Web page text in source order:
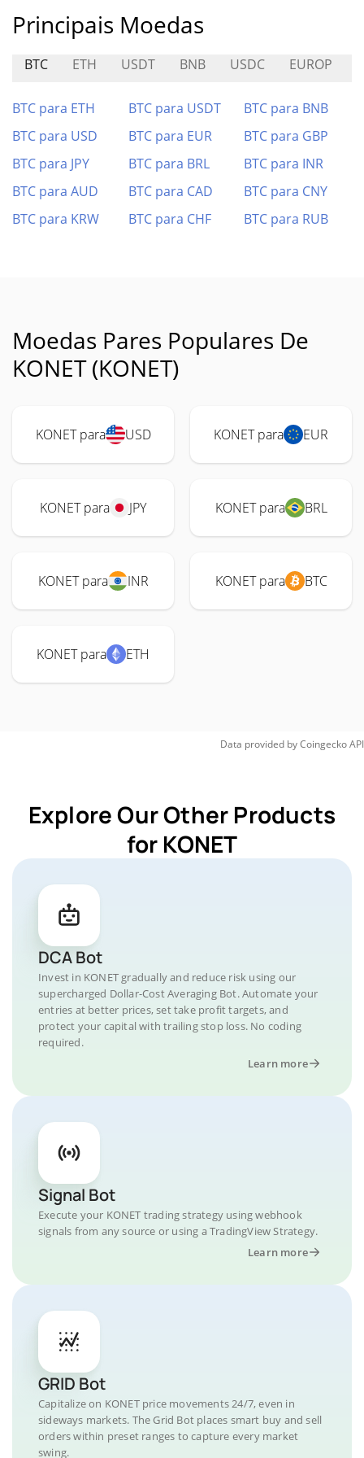
Principais Moedas
BTC ETH USDT BNB USDC EUROP
BTC para ETH BTC para USDT
BTC para BNB
BTC para USD
BTC para EUR
BTC para GBP
BTC para JPY
BTC para BRL
BTC para INR
BTC para AUD
BTC para CAD
BTC para CNY
BTC para KRW
BTC para CHF BTC para RUB
Moedas Pares Populares De
KONET (KONET)
KONET para USD KONET para EUR
KONET para JPY KONET para BRL
KONET para INR KONET para BTC
KONET para ETH
Data provided byCoingeckoAPI
Explore Our Other Products
for KONET
DCA Bot
Invest in KONET gradually and reduce risk using our
supercharged Dollar-Cost Averaging Bot. Automate your
entries at better prices, set take profit targets, and
protect your capital with trailing stop loss. No coding
required.
Learn more
Signal Bot
Execute your KONET trading strategy using webhook
signals from any source or using a TradingView Strategy.
Learn more
GRID Bot
Capitalize on KONET price movements 24/7, even in
sideways markets. The Grid Bot places smart buy and sell
orders within preset ranges to capture every market
swing.